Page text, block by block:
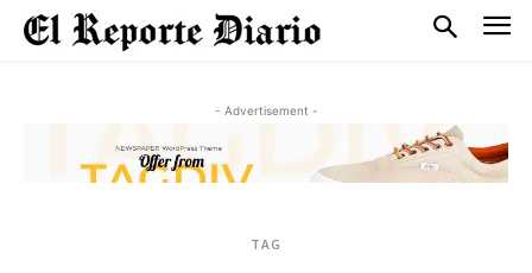
- Advertisement -
TAG